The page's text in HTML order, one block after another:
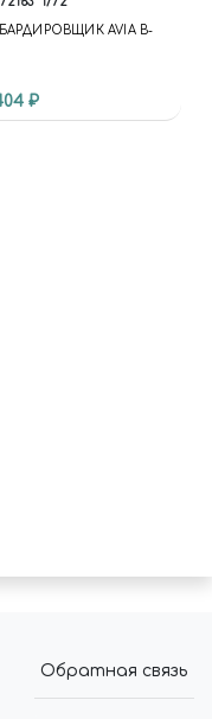
AVIA B-
₽
Обратная связь